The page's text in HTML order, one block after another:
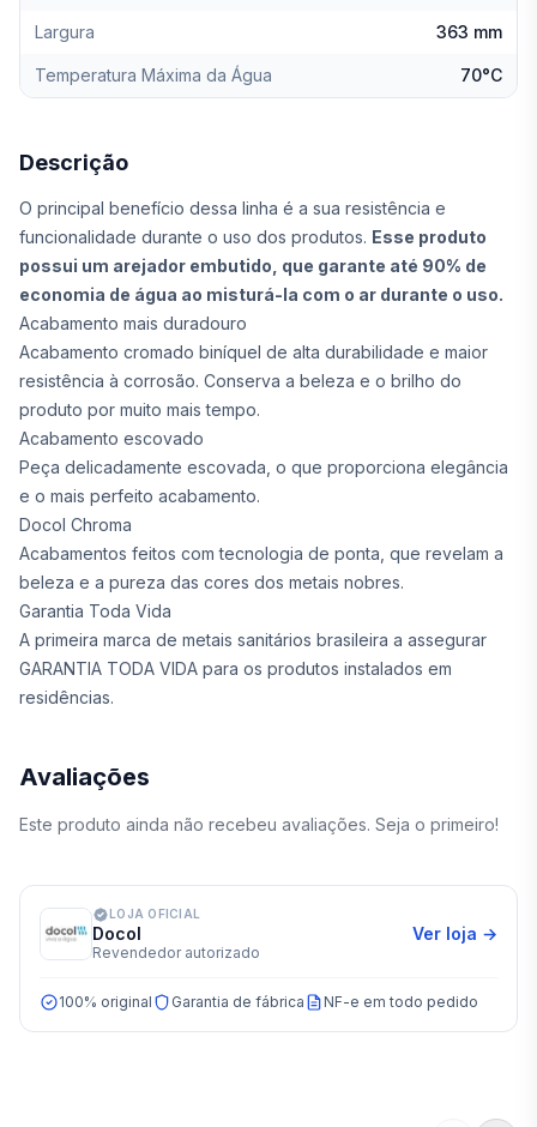
Largura 363 mm
Temperatura Máxima da Água 70°C
Descrição
O principal benefício dessa linha é a sua resistência e
funcionalidade durante o uso dos produtos. Esse produto
possui um arejador embutido, que garante até 90% de
economia de água ao misturá-la com o ar durante o uso.
Acabamento mais duradouro
Acabamento cromado biníquel de alta durabilidade e maior
resistência à corrosão. Conserva a beleza e o brilho do
produto por muito mais tempo.
Acabamento escovado
Peça delicadamente escovada, o que proporciona elegância
e o mais perfeito acabamento.
Docol Chroma
Acabamentos feitos com tecnologia de ponta, que revelam a
beleza e a pureza das cores dos metais nobres.
Garantia Toda Vida
A primeira marca de metais sanitários brasileira a assegurar
GARANTIA TODA VIDA para os produtos instalados em
residências.
Avaliações
Este produto ainda não recebeu avaliações. Seja o primeiro!
LOJA OFICIAL
Docol
Revendedor autorizado
Ver loja →
100% original Garantia de fábrica NF-e em todo pedido